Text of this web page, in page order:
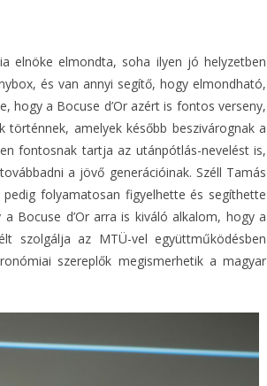
elnöke elmondta, soha ilyen jó helyzetben
és van annyi segítő, hogy elmondható,
hogy a Bocuse d’Or azért is fontos verseny,
amelyek később beszivárognak a
fontosnak tartja az utánpótlás-nevelést is,
a jövő generációinak. Széll Tamás
folyamatosan figyelhette és segíthette
Bocuse d’Or arra is kiváló alkalom, hogy a
szolgálja az MTÜ-vel együttműködésben
szereplők megismerhetik a magyar